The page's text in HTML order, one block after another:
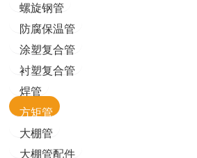
螺旋钢管
防腐保温管
涂塑复合管
衬塑复合管
焊管
方矩管
大棚管
大棚管配件